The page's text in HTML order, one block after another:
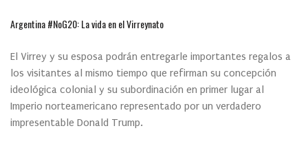
Argentina #NoG20: La vida en el Virreynato
El Virrey y su esposa podrán entregarle importantes regalos a
los visitantes al mismo tiempo que refirman su concepción
ideológica colonial y su subordinación en primer lugar al
Imperio norteamericano representado por un verdadero
impresentable Donald Trump.